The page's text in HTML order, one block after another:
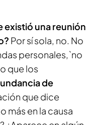
existió una reunión
Por sí sola, no. No
personales,`no
que los
de
que dice
más en la causa